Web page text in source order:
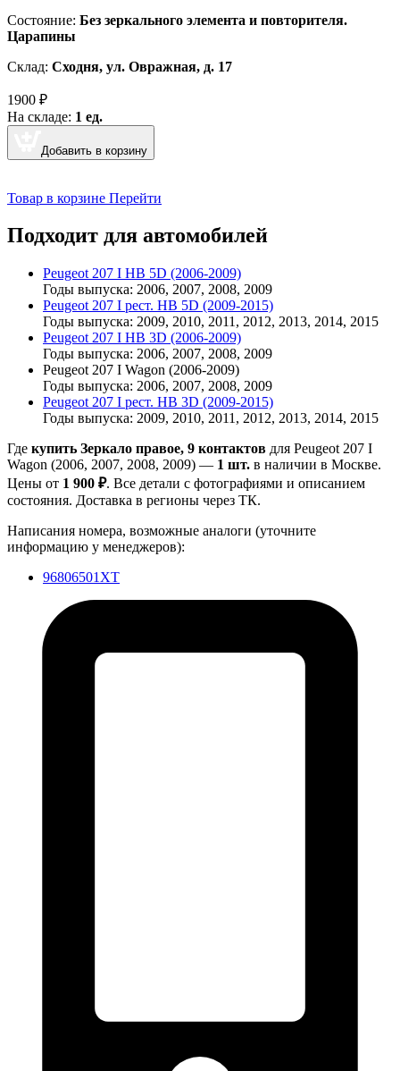
Состояние: Без зеркального элемента и повторителя.
Царапины
Склад: Сходня, ул. Овражная, д. 17
1900 ₽
На складе: 1 ед.
Добавить в корзину
Товар в корзине Перейти
Подходит для автомобилей
Peugeot 207 I HB 5D (2006-2009)
Годы выпуска: 2006, 2007, 2008, 2009
Peugeot 207 I рест. HB 5D (2009-2015)
Годы выпуска: 2009, 2010, 2011, 2012, 2013, 2014, 2015
Peugeot 207 I HB 3D (2006-2009)
Годы выпуска: 2006, 2007, 2008, 2009
Peugeot 207 I Wagon (2006-2009)
Годы выпуска: 2006, 2007, 2008, 2009
Peugeot 207 I рест. HB 3D (2009-2015)
Годы выпуска: 2009, 2010, 2011, 2012, 2013, 2014, 2015
Где купить Зеркало правое, 9 контактов для Peugeot 207 I
Wagon (2006, 2007, 2008, 2009) — 1 шт. в наличии в Москве.
Цены от 1 900 ₽. Все детали с фотографиями и описанием
состояния. Доставка в регионы через ТК.
Написания номера, возможные аналоги (уточните
информацию у менеджеров):
96806501XT